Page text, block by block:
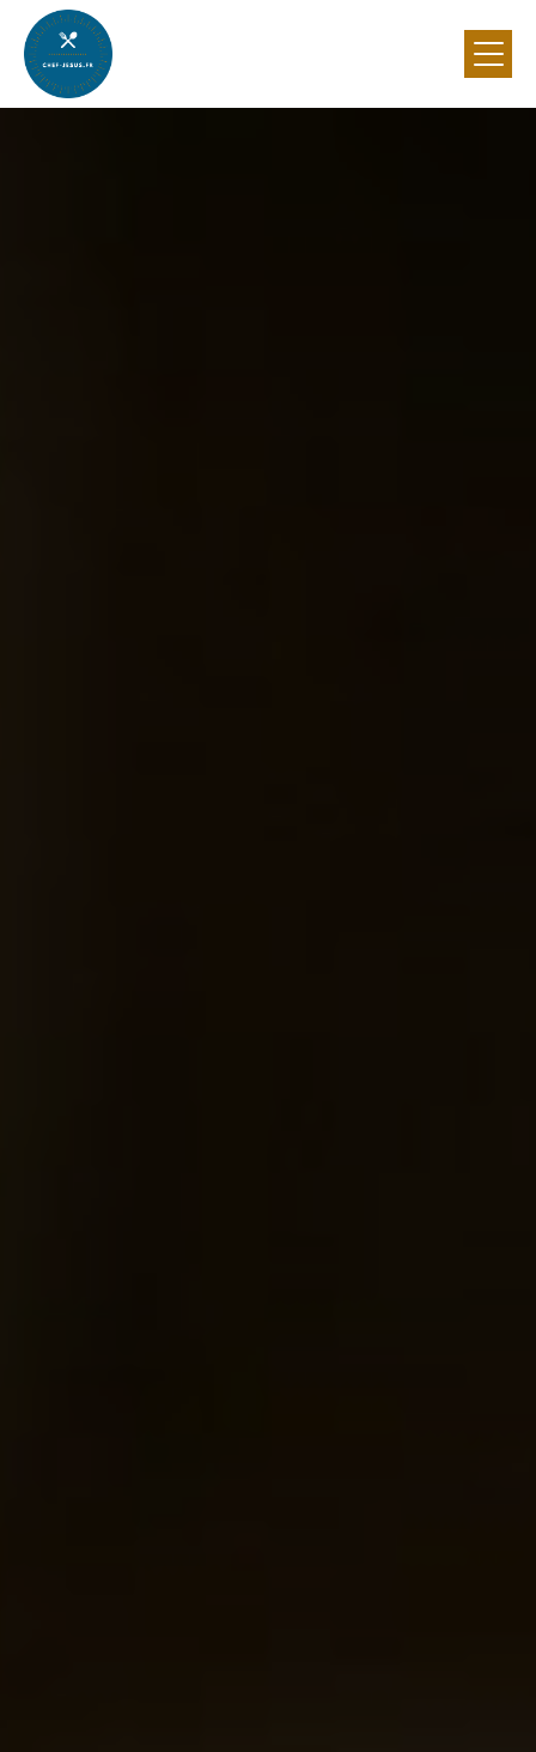
Panneau de gestion des cookies